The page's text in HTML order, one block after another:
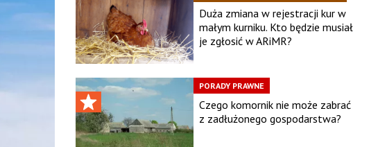
Duża zmiana w rejestracji kur w
małym kurniku. Kto będzie musiał
je zgłosić w ARiMR?
PORADY PRAWNE
Czego komornik nie może zabrać
z zadłużonego gospodarstwa?